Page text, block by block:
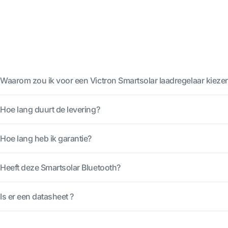
Waarom zou ik voor een Victron Smartsolar laadregelaar
Hoe lang duurt de levering?
Hoe lang heb ik garantie?
Heeft deze Smartsolar Bluetooth?
Is er een datasheet ?